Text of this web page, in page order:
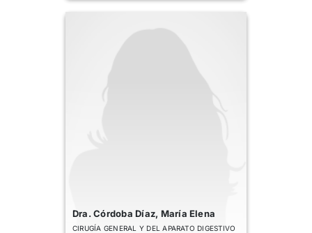
Dra. Córdoba Díaz, María Elena
CIRUGÍA GENERAL Y DEL APARATO DIGESTIVO